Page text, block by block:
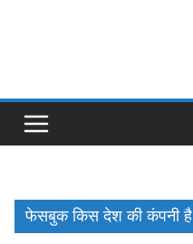
फेसबुक किस देश की कंपनी है